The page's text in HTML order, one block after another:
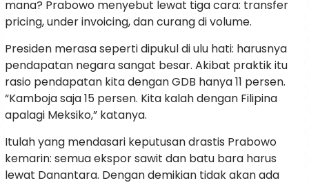
mana? Prabowo menyebut lewat tiga cara: transfer
pricing, under invoicing, dan curang di volume.
Presiden merasa seperti dipukul di ulu hati: harusnya
pendapatan negara sangat besar. Akibat praktik itu
rasio pendapatan kita dengan GDB hanya 11 persen.
“Kamboja saja 15 persen. Kita kalah dengan Filipina
apalagi Meksiko,” katanya.
Itulah yang mendasari keputusan drastis Prabowo
kemarin: semua ekspor sawit dan batu bara harus
lewat Danantara. Dengan demikian tidak akan ada